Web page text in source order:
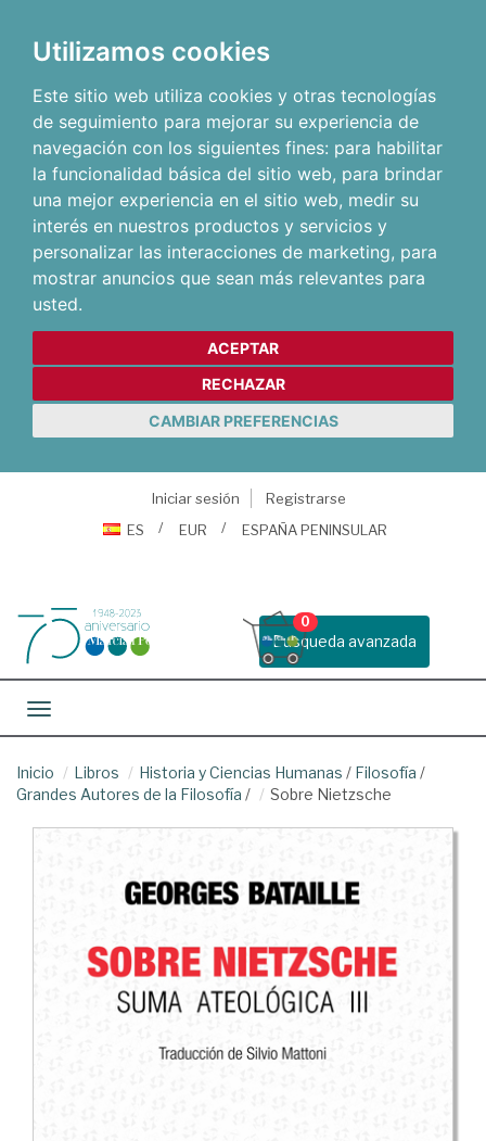
Utilizamos cookies
Este sitio web utiliza cookies y otras tecnologías
de seguimiento para mejorar su experiencia de
navegación con los siguientes fines: para habilitar
la funcionalidad básica del sitio web, para brindar
una mejor experiencia en el sitio web, medir su
interés en nuestros productos y servicios y
personalizar las interacciones de marketing, para
mostrar anuncios que sean más relevantes para
usted.
ACEPTAR
RECHAZAR
CAMBIAR PREFERENCIAS
Iniciar sesión
Registrarse
ES
EUR ESPAÑA PENINSULAR
Busqueda avanzada
0
Toggle navigation
Inicio Libros Historia y Ciencias Humanas / Filosofía /
Grandes Autores de la Filosofía / Sobre Nietzsche